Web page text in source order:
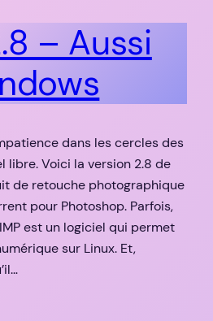
– Aussi
dans les cercles des
libre. Voici la version 2.8 de
de retouche photographique
pour Photoshop. Parfois,
est un logiciel qui permet
sur Linux. Et,